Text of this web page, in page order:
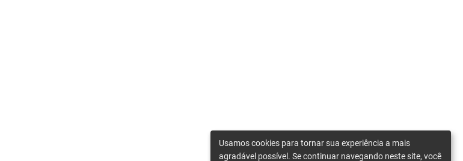
Usamos cookies para tornar sua experiência a mais
agradável possível. Se continuar navegando neste site, você